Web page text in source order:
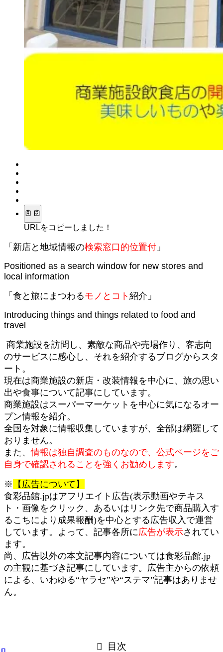
URLをコピーしました！
「新店と地域情報の検索窓口的位置付 」
Positioned as a search window for new stores and
local information
「食と旅にまつわるモノとコト 紹介」
Introducing things and things related to food and
travel
商業施設を訪問し、素敵な商品や売場作り、客志向
のサービスに感心し、それを紹介するブログからスタ
ート。
現在は商業施設の新店・改装情報を中心に、旅の思い
出や食事について記事にしています。
商業施設はスーパーマーケットを中心に気になるオー
プン情報を紹介。
全国を対象に情報収集していますが、全部は網羅して
おりません。
また、情報は独自調査のものなので、公式ページをご
自身で確認されることを強くお勧めします。
※ 【広告について】
食彩品館.jpはアフリエイト広告(表示動画やテキス
ト・画像をクリック、あるいはリンク先で商品購入す
るこちにより成果報酬)を中心とする広告収入で運営
しています。よって、記事各所に広告が表示されてい
ます。
尚、広告以外の本文記事内容については食彩品館.jp
の主観に基づき記事にしています。広告主からの依頼
による、いわゆる“ヤラセ”や“ステマ”記事はありませ
ん。
目次